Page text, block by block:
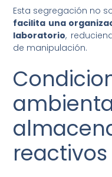
Esta segregación no
facilita una
laboratorio,
de manipulación.